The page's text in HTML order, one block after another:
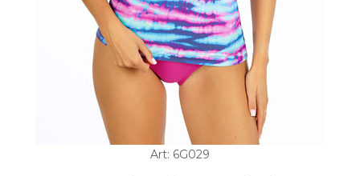
Art: 6G029